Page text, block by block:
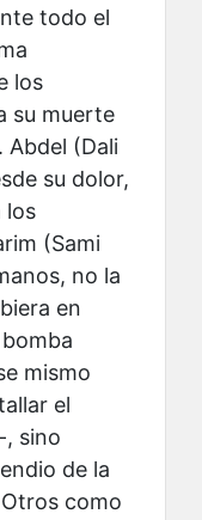
todo el
los
su muerte
Abdel (Dali
su dolor,
los
(Sami
no la
en
mismo
el
, sino
de la
como